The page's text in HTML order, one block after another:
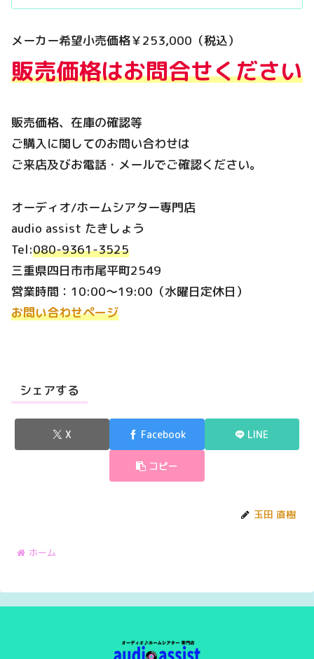
メーカー希望小売価格￥253,000（税込）
販売価格はお問合せください
販売価格、在庫の確認等
ご購入に関してのお問い合わせは
ご来店及びお電話・メールでご確認ください。
オーディオ/ホームシアター専門店
audio assist たきしょう
Tel:080-9361-3525
三重県四日市市尾平町2549
営業時間：10:00～19:00（水曜日定休日）
お問い合わせページ
シェアする
X Facebook LINE
コピー
玉田 直樹
ホーム